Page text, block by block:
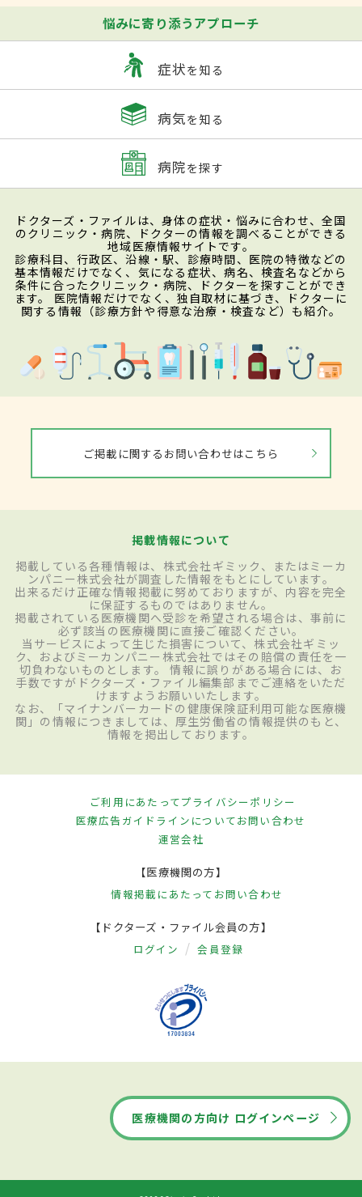
悩みに寄り添うアプローチ
症状を知る
病気を知る
病院を探す
ドクターズ・ファイルは、身体の症状・悩みに合わせ、全国
のクリニック・病院、ドクターの情報を調べることができる
地域医療情報サイトです。
診療科目、行政区、沿線・駅、診療時間、医院の特徴などの
基本情報だけでなく、気になる症状、病名、検査名などから
条件に合ったクリニック・病院、ドクターを探すことができ
ます。 医院情報だけでなく、独自取材に基づき、ドクターに
関する情報（診療方針や得意な治療・検査など）も紹介。
ご掲載に関するお問い合わせはこちら
掲載情報について
掲載している各種情報は、株式会社ギミック、またはミーカ
ンパニー株式会社が調査した情報をもとにしています。
出来るだけ正確な情報掲載に努めておりますが、内容を完全
に保証するものではありません。
掲載されている医療機関へ受診を希望される場合は、事前に
必ず該当の医療機関に直接ご確認ください。
当サービスによって生じた損害について、株式会社ギミッ
ク、およびミーカンパニー株式会社ではその賠償の責任を一
切負わないものとします。 情報に誤りがある場合には、お
手数ですがドクターズ・ファイル編集部までご連絡をいただ
けますようお願いいたします。
なお、「マイナンバーカードの健康保険証利用可能な医療機
関」の情報につきましては、厚生労働省の情報提供のもと、
情報を掲出しております。
ご利用にあたってプライバシーポリシー
医療広告ガイドラインについてお問い合わせ
運営会社
【医療機関の方】
情報掲載にあたって お問い合わせ
【ドクターズ・ファイル会員の方】
ログイン 会員登録
医療機関の方向け ログインページ